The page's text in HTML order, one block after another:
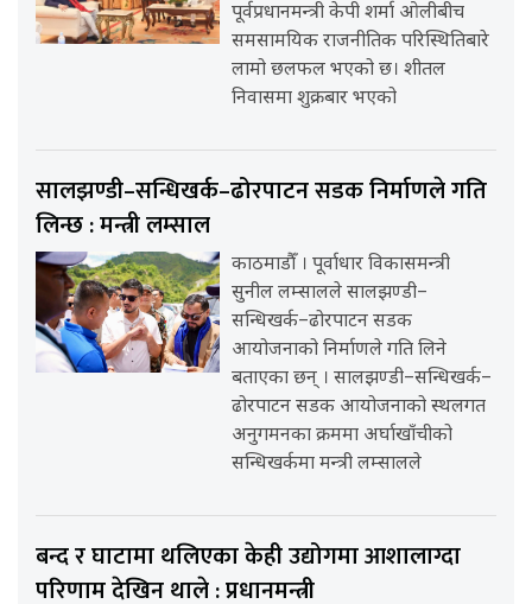
पूर्वप्रधानमन्त्री केपी शर्मा ओलीबीच
समसामयिक राजनीतिक परिस्थितिबारे
लामो छलफल भएको छ। शीतल
निवासमा शुक्रबार भएको
सालझण्डी–सन्धिखर्क–ढोरपाटन सडक निर्माणले गति
लिन्छ : मन्त्री लम्साल
काठमाडौँ । पूर्वाधार विकासमन्त्री
सुनील लम्सालले सालझण्डी–
सन्धिखर्क–ढोरपाटन सडक
आयोजनाको निर्माणले गति लिने
बताएका छन् । सालझण्डी–सन्धिखर्क–
ढोरपाटन सडक आयोजनाको स्थलगत
अनुगमनका क्रममा अर्घाखाँचीको
सन्धिखर्कमा मन्त्री लम्सालले
बन्द र घाटामा थलिएका केही उद्योगमा आशालाग्दा
परिणाम देखिन थाले : प्रधानमन्त्री